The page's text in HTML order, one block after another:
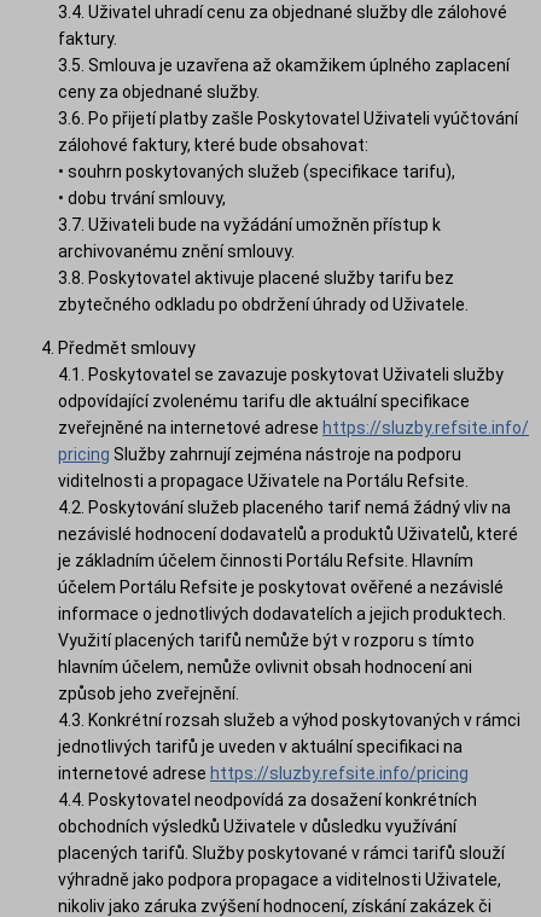
3.4. Uživatel uhradí cenu za objednané služby dle zálohové
faktury.
3.5. Smlouva je uzavřena až okamžikem úplného zaplacení
ceny za objednané služby.
3.6. Po přijetí platby zašle Poskytovatel Uživateli vyúčtování
zálohové faktury, které bude obsahovat:
• souhrn poskytovaných služeb (specifikace tarifu),
• dobu trvání smlouvy,
3.7. Uživateli bude na vyžádání umožněn přístup k
archivovanému znění smlouvy.
3.8. Poskytovatel aktivuje placené služby tarifu bez
zbytečného odkladu po obdržení úhrady od Uživatele.
Předmět smlouvy
4.1. Poskytovatel se zavazuje poskytovat Uživateli služby
odpovídající zvolenému tarifu dle aktuální specifikace
zveřejněné na internetové adrese https://sluzby.refsite.info/
pricing Služby zahrnují zejména nástroje na podporu
viditelnosti a propagace Uživatele na Portálu Refsite.
4.2. Poskytování služeb placeného tarif nemá žádný vliv na
nezávislé hodnocení dodavatelů a produktů Uživatelů, které
je základním účelem činnosti Portálu Refsite. Hlavním
účelem Portálu Refsite je poskytovat ověřené a nezávislé
informace o jednotlivých dodavatelích a jejich produktech.
Využití placených tarifů nemůže být v rozporu s tímto
hlavním účelem, nemůže ovlivnit obsah hodnocení ani
způsob jeho zveřejnění.
4.3. Konkrétní rozsah služeb a výhod poskytovaných v rámci
jednotlivých tarifů je uveden v aktuální specifikaci na
internetové adrese https://sluzby.refsite.info/pricing
4.4. Poskytovatel neodpovídá za dosažení konkrétních
obchodních výsledků Uživatele v důsledku využívání
placených tarifů. Služby poskytované v rámci tarifů slouží
výhradně jako podpora propagace a viditelnosti Uživatele,
nikoliv jako záruka zvýšení hodnocení, získání zakázek či